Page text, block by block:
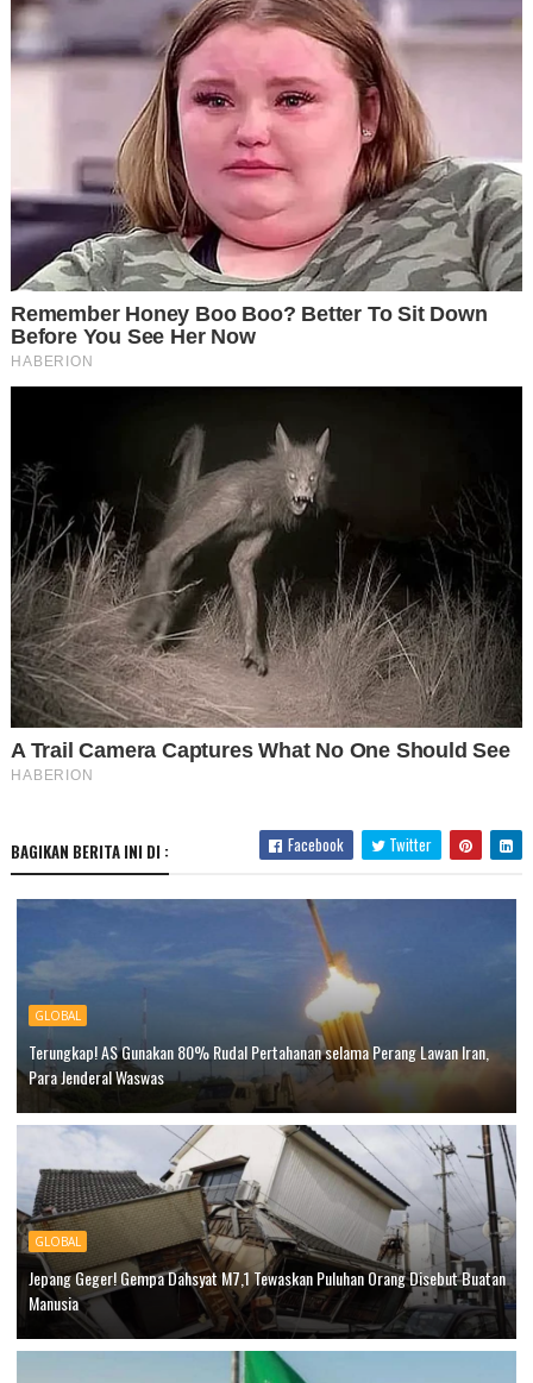
BAGIKAN BERITA INI DI : Facebook Twitter
GLOBAL
Terungkap! AS Gunakan 80% Rudal Pertahanan selama Perang Lawan Iran,
Para Jenderal Waswas
GLOBAL
Jepang Geger! Gempa Dahsyat M7,1 Tewaskan Puluhan Orang Disebut Buatan
Manusia